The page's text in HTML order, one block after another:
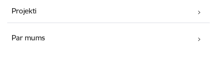
Projekti
Par mums